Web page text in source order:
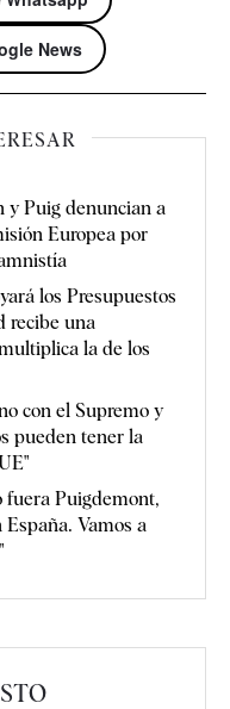
News
y Puig denuncian a
Europea por
los Presupuestos
recibe una
la de los
con el Supremo y
pueden tener la
fuera Puigdemont,
Vamos a